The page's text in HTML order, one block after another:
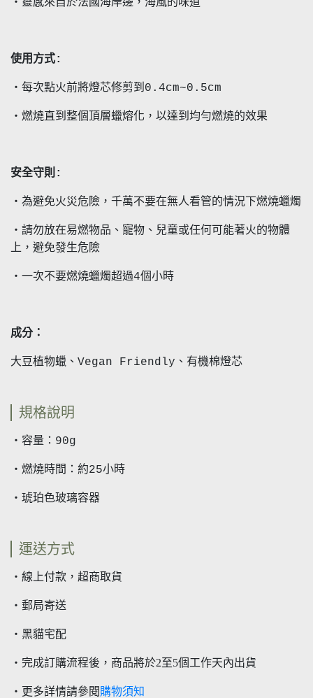
・靈感來自於法國海岸邊，海風的味道
使用方式:
・每次點火前將燈芯修剪到0.4cm~0.5cm
・燃燒直到整個頂層蠟熔化，以達到均勻燃燒的效果
安全守則:
・為避免火災危險，千萬不要在無人看管的情況下燃燒蠟燭
・請勿放在易燃物品、寵物、兒童或任何可能著火的物體
上，避免發生危險
・一次不要燃燒蠟燭超過4個小時
成分：
大豆植物蠟、Vegan Friendly、有機棉燈芯
規格說明
・容量：90g
・燃燒時間：約25小時
・琥珀色玻璃容器
運送方式
・線上付款，超商取貨
・郵局寄送
・黑貓宅配
・完成訂購流程後，商品將於2至5個工作天內出貨
・更多詳情請參閱購物須知